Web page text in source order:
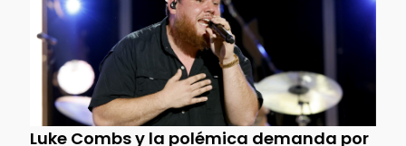
Luke Combs y la polémica demanda por